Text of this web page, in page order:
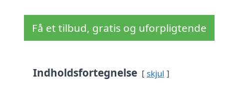
Få et tilbud, gratis og uforpligtende
Indholdsfortegnelse skjul